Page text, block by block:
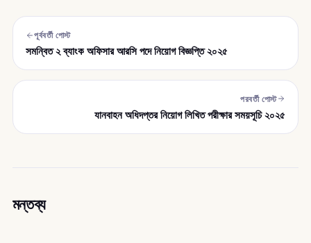
পূর্ববর্তী পোস্ট
সমন্বিত ২ ব্যাংক অফিসার আরসি পদে নিয়োগ বিজ্ঞপ্তি ২০২৫
পরবর্তী পোস্ট
যানবাহন অধিদপ্তর নিয়োগ লিখিত পরীক্ষার সময়সূচি ২০২৫
মন্তব্য